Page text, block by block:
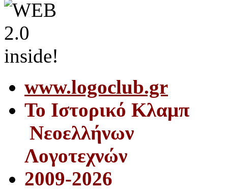
www.logoclub.gr
Το Iστορικό Κλαμπ
Νεοελλήνων
Λογοτεχνών
2009-2026